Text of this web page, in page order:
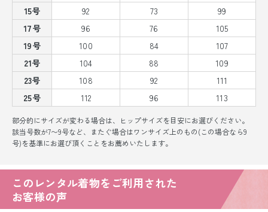
15号
92 73
99
17号
96 76
105
19号
100 84
107
21号
104 88
109
23号
108 92
111
25号
112 96 113
部分的にサイズが変わる場合は、ヒップサイズを目安にお選びください。
該当号数が7〜9号など、またぐ場合はワンサイズ上のもの(この場合なら9
号)を基準にお選び頂くことをお薦めいたします。
このレンタル着物をご利用された
お客様の声